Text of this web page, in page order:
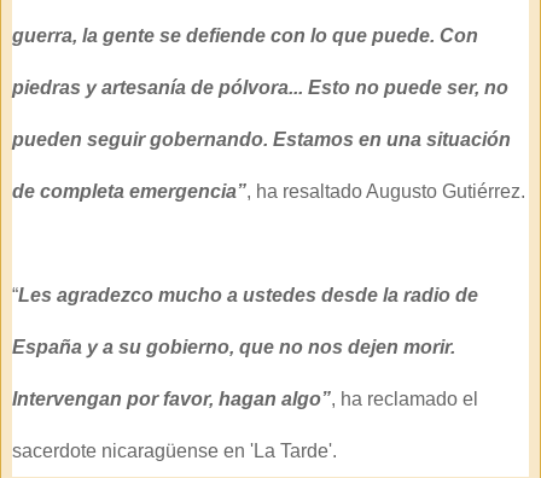
guerra, la gente se defiende con lo que puede. Con
piedras y artesanía de pólvora... Esto no puede ser, no
pueden seguir gobernando. Estamos en una situación
de completa emergencia”, ha resaltado Augusto Gutiérrez.
“Les agradezco mucho a ustedes desde la radio de
España y a su gobierno, que no nos dejen morir.
Intervengan por favor, hagan algo”, ha reclamado el
sacerdote nicaragüense en 'La Tarde'.